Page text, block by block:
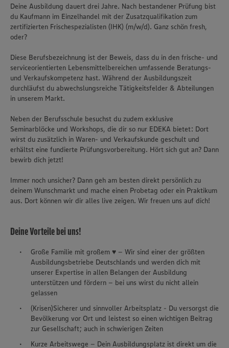
Deine Ausbildung dauert drei Jahre. Nach bestandener Prüfung bist
du Kaufmann im Einzelhandel mit der Zusatzqualifikation zum
zertifizierten Frischespezialisten (IHK) (m/w/d). Ganz schön fresh,
oder?
Diese Berufsbezeichnung ist der Beweis, dass du in den frische- und
serviceorientierten Lebensmittelbereichen umfassende Beratungs-
und Verkaufskompetenz hast. Während der Ausbildungszeit
durchläufst du abwechslungsreiche Tätigkeitsfelder & Abteilungen
in unserem Markt.
Neben der Berufsschule besuchst du zudem exklusive
Seminarblöcke und Workshops, die dir so nur EDEKA bietet: Dort
wirst du zusätzlich in Waren- und Verkaufskunde geschult und
erhältst eine fundierte Prüfungsvorbereitung. Hört sich gut an? Dann
bewirb dich jetzt!
Immer noch unsicher? Dann geh am besten direkt persönlich zu
deinem Wunschmarkt und mache einen Probetag oder ein Praktikum
aus. Dort können wir dir alles live zeigen. Wir freuen uns auf dich!
Deine Vorteile bei uns!
Große Familie mit großem ♥ – Wir sind einer der größten
Ausbildungsbetriebe Deutschlands und werden dich mit
unserer Expertise in allen Belangen der Ausbildung
unterstützen und fördern – bei uns wirst du nicht allein
gelassen
(Krisen)Sicherer und sinnvoller Arbeitsplatz - Du versorgst die
Bevölkerung vor Ort und leistest so einen wichtigen Beitrag
zur Gesellschaft; auch in schwierigen Zeiten
Kurze Arbeitswege – Dein Ausbildungsplatz ist direkt um die